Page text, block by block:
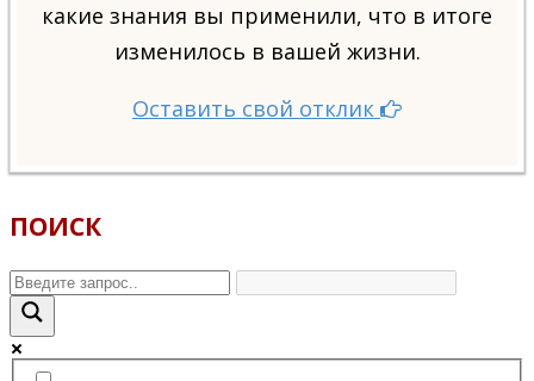
какие знания вы применили, что в итоге
изменилось в вашей жизни.
Оставить свой отклик
ПОИСК